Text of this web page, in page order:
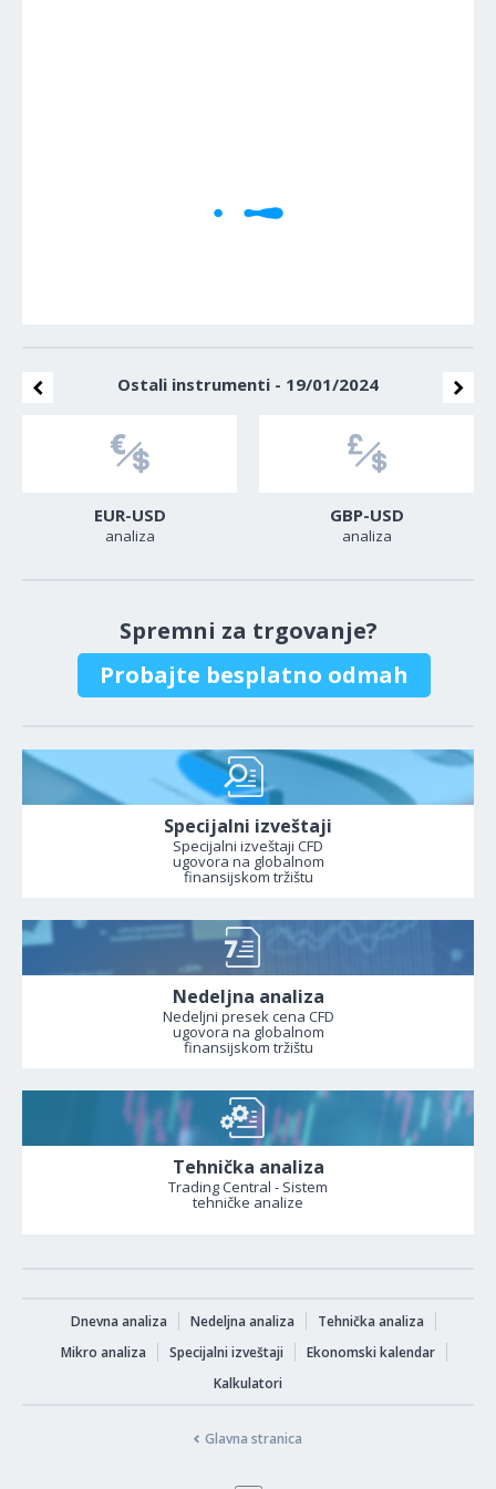
Ostali instrumenti - 19/01/2024
EUR-USD
analiza
GBP-USD
analiza
Spremni za trgovanje?
Probajte besplatno odmah
Specijalni izveštaji
Specijalni izveštaji CFD
ugovora na globalnom
finansijskom tržištu
Nedeljna analiza
Nedeljni presek cena CFD
ugovora na globalnom
finansijskom tržištu
Tehnička analiza
Trading Central - Sistem
tehničke analize
Dnevna analiza Nedeljna analiza
Tehnička analiza
Mikro analiza
Specijalni izveštaji
Ekonomski kalendar
Kalkulatori
Glavna stranica